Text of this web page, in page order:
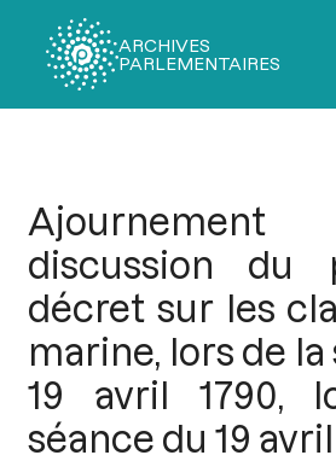
ARCHIVES
PARLEMENTAIRES
discussion du
décret sur les
marine, lors de la
19 avril 1790,
séance du 19 avril